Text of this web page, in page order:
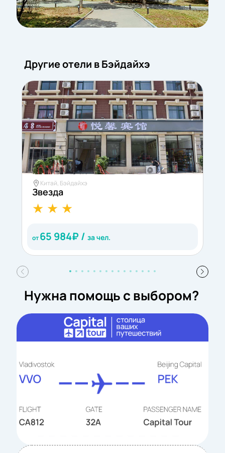
Другие отели в Бэйдайхэ
Китай, Бэйдайхэ
Звезда
от65 984₽ / за чел.
Нужна помощь с выбором?